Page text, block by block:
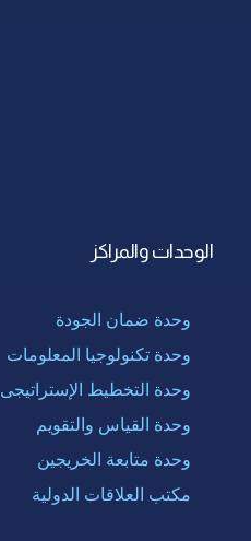
الوحدات والمراكز
وحدة ضمان الجودة
وحدة تكنولوجيا المعلومات
وحدة التخطيط الإستراتيجى
وحدة القياس والتقويم
وحدة متابعة الخريجين
مكتب العلاقات الدولية